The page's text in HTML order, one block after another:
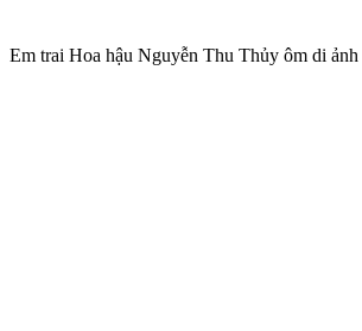
Em trai Hoa hậu Nguyễn Thu Thủy ôm di ảnh